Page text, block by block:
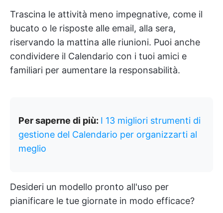
Trascina le attività meno impegnative, come il
bucato o le risposte alle email, alla sera,
riservando la mattina alle riunioni. Puoi anche
condividere il Calendario con i tuoi amici e
familiari per aumentare la responsabilità.
Per saperne di più: I 13 migliori strumenti di
gestione del Calendario per organizzarti al
meglio
Desideri un modello pronto all'uso per
pianificare le tue giornate in modo efficace?